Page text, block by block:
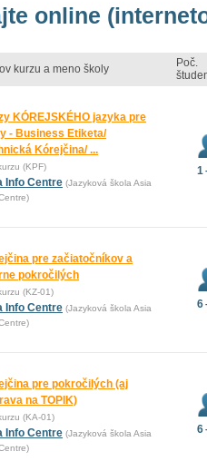
online
kurzu a meno školy
Poč.
KÓREJSKÉHO jazyka pre
- Business Etiketa/
Kórejčina/ ...
(KPF)
Info Centre (Jazyková škola Asia
1
pre začiatočníkov a
pokročilých
(KZ-01)
Info Centre (Jazyková škola Asia
6
pre pokročilých (aj
na TOPIK)
(KA-01)
Info Centre (Jazyková škola Asia
6